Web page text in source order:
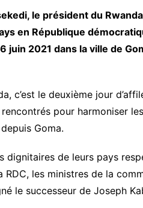
le président du
en République
juin 2021 dans la ville de
c’est le deuxième jour
pour harmoniser
Goma.
dignitaires de leurs pays
les ministres de la
le successeur de Joseph